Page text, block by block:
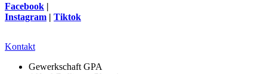
Facebook |
Instagram | Tiktok
Kontakt
Gewerkschaft GPA